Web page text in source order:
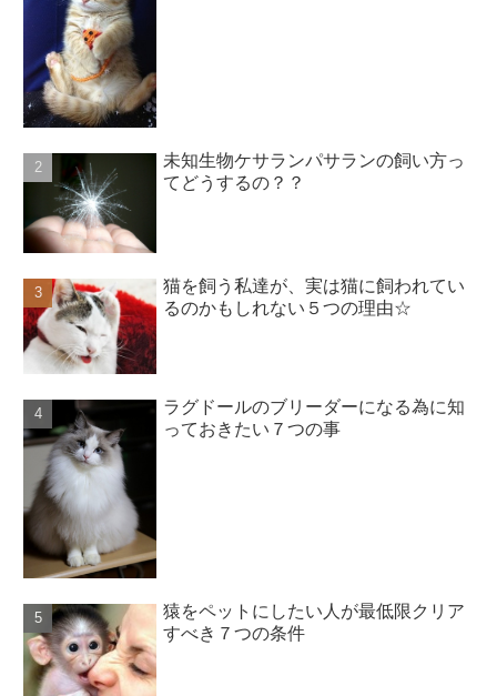
未知生物ケサランパサランの飼い方っ
てどうするの？？
猫を飼う私達が、実は猫に飼われてい
るのかもしれない５つの理由☆
ラグドールのブリーダーになる為に知
っておきたい７つの事
猿をペットにしたい人が最低限クリア
すべき７つの条件